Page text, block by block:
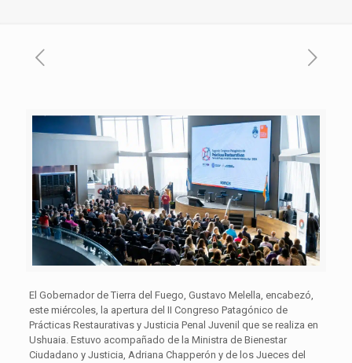
El Gobernador de Tierra del Fuego, Gustavo Melella, encabezó,
este miércoles, la apertura del II Congreso Patagónico de
Prácticas Restaurativas y Justicia Penal Juvenil que se realiza en
Ushuaia. Estuvo acompañado de la Ministra de Bienestar
Ciudadano y Justicia, Adriana Chapperón y de los Jueces del